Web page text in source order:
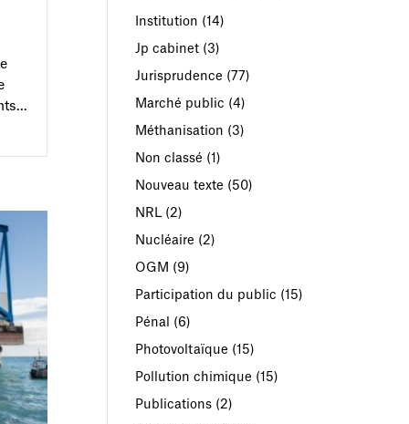
Institution (14)
Jp cabinet(3)
Jurisprudence (77)
Marché public (4)
Méthanisation (3)
Non classé (1)
Nouveau texte (50)
NRL(2)
Nucléaire (2)
OGM (9)
Participation du public (15)
Pénal (6)
Photovoltaïque (15)
Pollution chimique (15)
Publications(2)